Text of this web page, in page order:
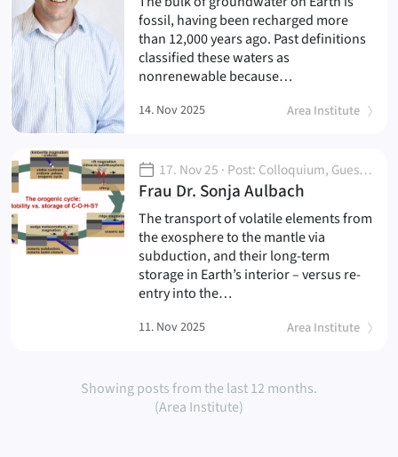
Area Institute
fossil, having been recharged more
than 12,000 years ago. Past definitions
classified these waters as
nonrenewable because…
14. Nov 2025
Frau Dr. Sonja Aulbach(
17. Nov 25 · Post: Colloquium, Guest Lecture
Area Institute
)
The transport of volatile elements from
the exosphere to the mantle via
subduction, and their long-term
storage in Earth’s interior – versus re-
entry into the…
11. Nov 2025
Showing posts from the last 12 months.
(Area Institute)